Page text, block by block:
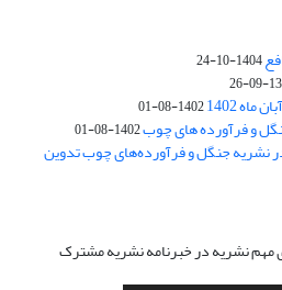
1404-10-24
1402
1402-08-01
و فرآورده های چوب1402-08-01
نشریه جنگل و فرآورده‌های چوب تدوین
مهم نشریه در خبرنامه نشریه مشترک